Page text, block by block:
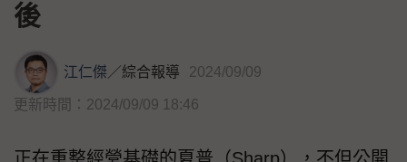
後
江仁傑／綜合報導 2024/09/09
更新時間：2024/09/09 18:46